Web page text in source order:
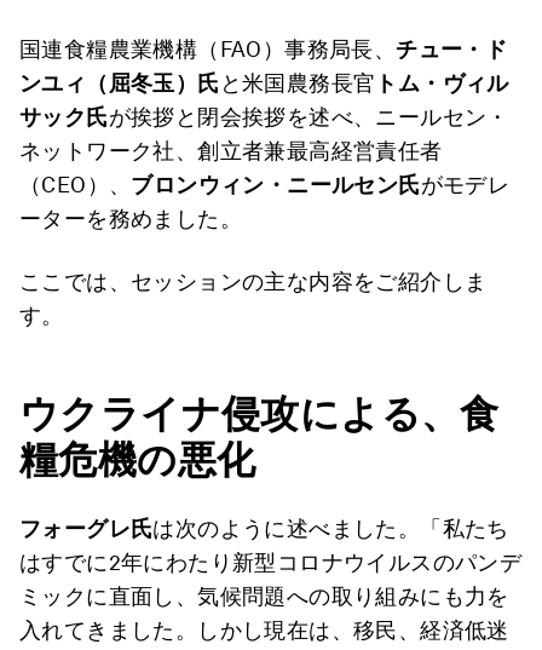
国連食糧農業機構（FAO）事務局長、 チュー・ド
ンユィ（屈冬玉）氏 と米国農務長官 トム・ヴィル
サック氏が挨拶と閉会挨拶を述べ、ニールセン・
ネットワーク社、創立者兼最高経営責任者
（CEO）、 ブロンウィン・ニールセン氏がモデレ
ーターを務めました。
ここでは、セッションの主な内容をご紹介しま
す。
ウクライナ侵攻による、食
糧危機の悪化
フォーグレ氏は次のように述べました。「私たち
はすでに2年にわたり新型コロナウイルスのパンデ
ミックに直面し、気候問題への取り組みにも力を
入れてきました。しかし現在は、移民、経済低迷